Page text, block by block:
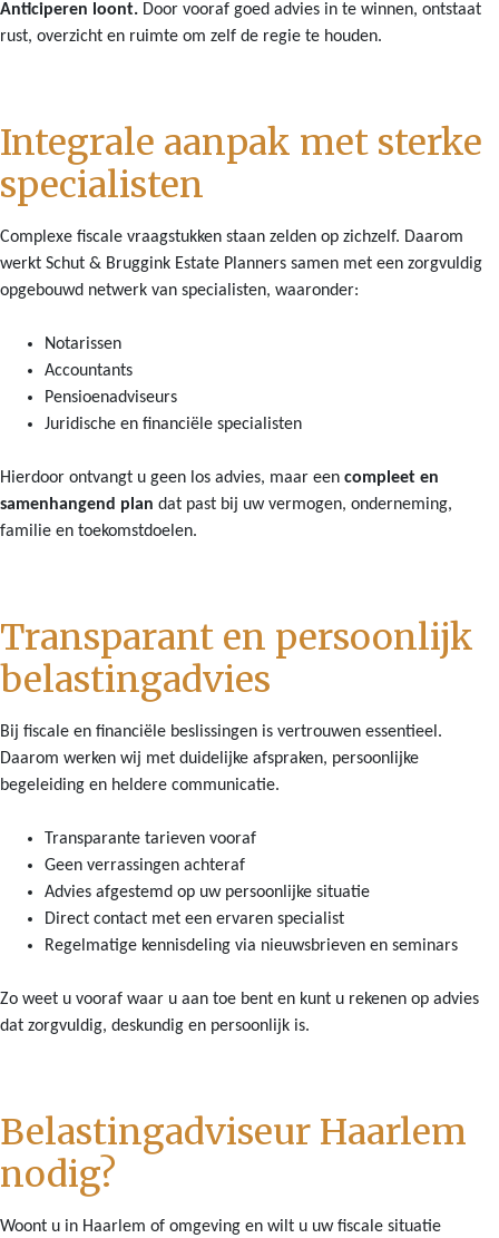
Anticiperen loont. Door vooraf goed advies in te winnen, ontstaat
rust, overzicht en ruimte om zelf de regie te houden.
Integrale aanpak met sterke
specialisten
Complexe fiscale vraagstukken staan zelden op zichzelf. Daarom
werkt Schut & Bruggink Estate Planners samen met een zorgvuldig
opgebouwd netwerk van specialisten, waaronder:
Notarissen
Accountants
Pensioenadviseurs
Juridische en financiële specialisten
Hierdoor ontvangt u geen los advies, maar een compleet en
samenhangend plan dat past bij uw vermogen, onderneming,
familie en toekomstdoelen.
Transparant en persoonlijk
belastingadvies
Bij fiscale en financiële beslissingen is vertrouwen essentieel.
Daarom werken wij met duidelijke afspraken, persoonlijke
begeleiding en heldere communicatie.
Transparante tarieven vooraf
Geen verrassingen achteraf
Advies afgestemd op uw persoonlijke situatie
Direct contact met een ervaren specialist
Regelmatige kennisdeling via nieuwsbrieven en seminars
Zo weet u vooraf waar u aan toe bent en kunt u rekenen op advies
dat zorgvuldig, deskundig en persoonlijk is.
Belastingadviseur Haarlem
nodig?
Woont u in Haarlem of omgeving en wilt u uw fiscale situatie